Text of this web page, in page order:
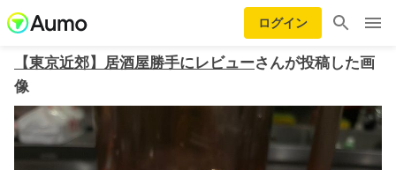
ログイン
【東京近郊】居酒屋勝手にレビューさんが投稿した画
像